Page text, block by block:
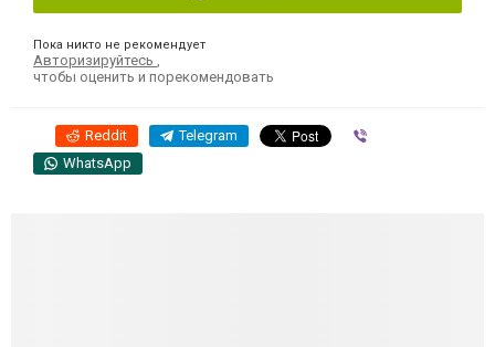
Пока никто не рекомендует
Авторизируйтесь
чтобы оценить и порекомендовать
Reddit Telegram
WhatsApp